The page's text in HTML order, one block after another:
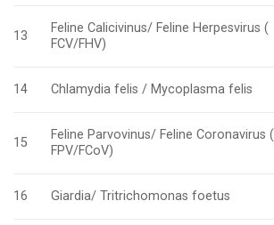
13
Feline Calicivinus/ Feline Herpesvirus (
FCV/FHV)
14 Chlamydia felis / Mycoplasma felis
15
Feline Parvovinus/ Feline Coronavirus (
FPV/FCoV)
16 Giardia/ Tritrichomonas foetus